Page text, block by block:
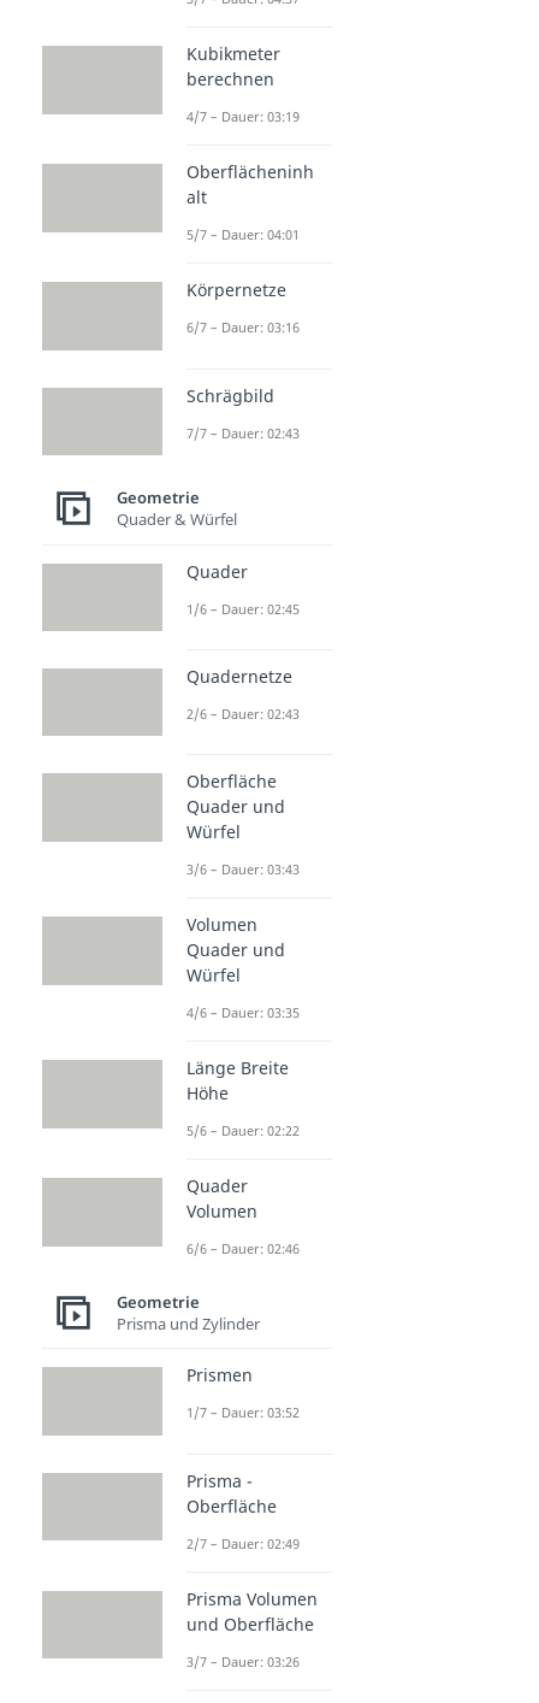
Kubikmeter
berechnen
4/7 – Dauer: 03:19
Oberflächeninh
alt
5/7 – Dauer: 04:01
Körpernetze
6/7 – Dauer: 03:16
Schrägbild
7/7 – Dauer: 02:43
Geometrie
Quader & Würfel
Quader
1/6 – Dauer: 02:45
Quadernetze
2/6 – Dauer: 02:43
Oberfläche
Quader und
Würfel
3/6 – Dauer: 03:43
Volumen
Quader und
Würfel
4/6 – Dauer: 03:35
Länge Breite
Höhe
5/6 – Dauer: 02:22
Quader
Volumen
6/6 – Dauer: 02:46
Geometrie
Prisma und Zylinder
Prismen
1/7 – Dauer: 03:52
Prisma -
Oberfläche
2/7 – Dauer: 02:49
Prisma Volumen
und Oberfläche
3/7 – Dauer: 03:26